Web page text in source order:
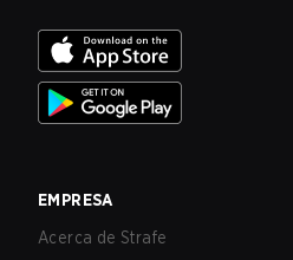
EMPRESA
Acerca de Strafe